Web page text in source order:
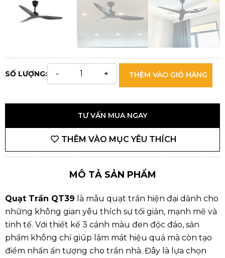
SỐ LƯỢNG: THÊM VÀO GIỎ HÀNG
TƯ VẤN MUA NGAY
THÊM VÀO MỤC YÊU THÍCH
MÔ TẢ SẢN PHẨM
Quạt Trần QT39 là mẫu quạt trần hiện đại dành cho
những không gian yêu thích sự tối giản, mạnh mẽ và
tinh tế. Với thiết kế 3 cánh màu đen độc đáo, sản
phẩm không chỉ giúp làm mát hiệu quả mà còn tạo
điểm nhấn ấn tượng cho trần nhà. Đây là lựa chọn